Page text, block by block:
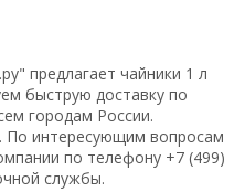
предлагает чайники 1 л
быструю доставку по
городам России.
По интересующим вопросам
по телефону +7 (499)
службы.